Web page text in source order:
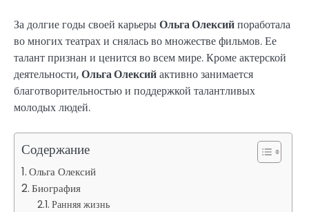
За долгие годы своей карьерыОльга Олексийпоработала
во многих театрах и снялась во множестве фильмов. Ее
талант признан и ценится во всем мире. Кроме актерской
деятельности,Ольга Олексийактивно занимается
благотворительностью и поддержкой талантливых
молодых людей.
Содержание
Ольга Олексий
Биография
Ранняя жизнь